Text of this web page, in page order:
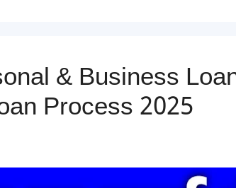
& Business
Process 2025